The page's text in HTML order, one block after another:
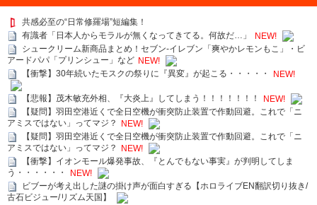
共感必至の“日常修羅場”短編集！
有識者「日本人からモラルが無くなってきてる。何故だ…」
NEW!
シュークリーム新商品まとめ！セブン-イレブン「爽やかレモンもこ」・ビ
アードパパ「プリンシュー」など NEW!
【衝撃】30年続いたモスクの祭りに『異変』が起こる・・・・・
NEW!
【悲報】茂木敏充外相、『大炎上』してしまう！！！！！！！
NEW!
【疑問】羽田空港近くで全日空機が衝突防止装置で作動回避。これで「ニ
アミスではない」ってマジ？
NEW!
【疑問】羽田空港近くで全日空機が衝突防止装置で作動回避。これで「ニ
アミスではない」ってマジ？
NEW!
【衝撃】イオンモール爆発事故、『とんでもない事実』が判明してしま
う・・・・・・
NEW!
ビブーが考え出した謎の掛け声が面白すぎる【ホロライブEN翻訳切り抜き/
古石ビジュー/リズム天国】